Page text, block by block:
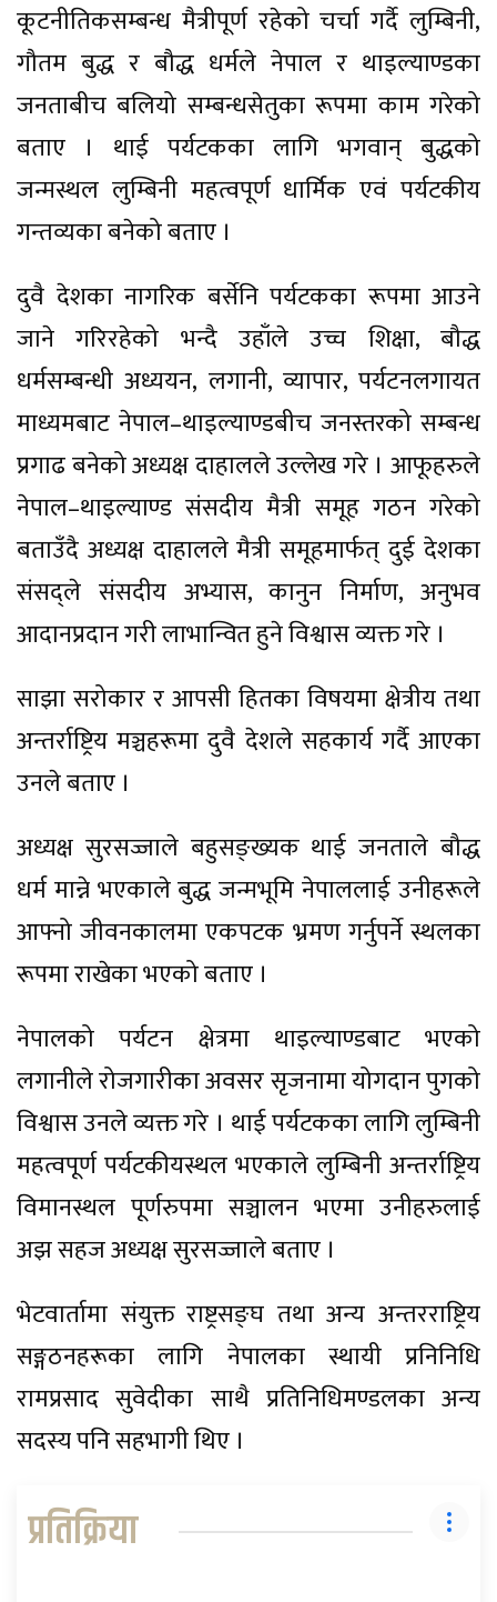
कूटनीतिकसम्बन्ध मैत्रीपूर्ण रहेको चर्चा गर्दै लुम्बिनी,
गौतम बुद्ध र बौद्ध धर्मले नेपाल र थाइल्याण्डका
जनताबीच बलियो सम्बन्धसेतुका रूपमा काम गरेको
बताए । थाई पर्यटकका लागि भगवान् बुद्धको
जन्मस्थल लुम्बिनी महत्वपूर्ण धार्मिक एवं पर्यटकीय
गन्तव्यका बनेको बताए ।
दुवै देशका नागरिक बर्सेनि पर्यटकका रूपमा आउने
जाने गरिरहेको भन्दै उहाँले उच्च शिक्षा, बौद्ध
धर्मसम्बन्धी अध्ययन, लगानी, व्यापार, पर्यटनलगायत
माध्यमबाट नेपाल–थाइल्याण्डबीच जनस्तरको सम्बन्ध
प्रगाढ बनेको अध्यक्ष दाहालले उल्लेख गरे । आफूहरुले
नेपाल–थाइल्याण्ड संसदीय मैत्री समूह गठन गरेको
बताउँदै अध्यक्ष दाहालले मैत्री समूहमार्फत् दुई देशका
संसद्ले संसदीय अभ्यास, कानुन निर्माण, अनुभव
आदानप्रदान गरी लाभान्वित हुने विश्वास व्यक्त गरे ।
साझा सरोकार र आपसी हितका विषयमा क्षेत्रीय तथा
अन्तर्राष्ट्रिय मञ्चहरूमा दुवै देशले सहकार्य गर्दै आएका
उनले बताए ।
अध्यक्ष सुरसज्जाले बहुसङ्ख्यक थाई जनताले बौद्ध
धर्म मान्ने भएकाले बुद्ध जन्मभूमि नेपाललाई उनीहरूले
आफ्नो जीवनकालमा एकपटक भ्रमण गर्नुपर्ने स्थलका
रूपमा राखेका भएको बताए ।
नेपालको पर्यटन क्षेत्रमा थाइल्याण्डबाट भएको
लगानीले रोजगारीका अवसर सृजनामा योगदान पुगको
विश्वास उनले व्यक्त गरे । थाई पर्यटकका लागि लुम्बिनी
महत्वपूर्ण पर्यटकीयस्थल भएकाले लुम्बिनी अन्तर्राष्ट्रिय
विमानस्थल पूर्णरुपमा सञ्चालन भएमा उनीहरुलाई
अझ सहज अध्यक्ष सुरसज्जाले बताए ।
भेटवार्तामा संयुक्त राष्ट्रसङ्घ तथा अन्य अन्तरराष्ट्रिय
सङ्गठनहरूका लागि नेपालका स्थायी प्रनिनिधि
रामप्रसाद सुवेदीका साथै प्रतिनिधिमण्डलका अन्य
सदस्य पनि सहभागी थिए ।
प्रतिक्रिया